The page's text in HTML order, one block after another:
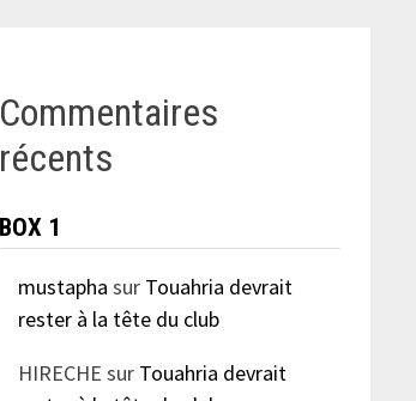
Commentaires
récents
BOX 1
mustapha sur Touahria devrait
rester à la tête du club
HIRECHE sur Touahria devrait